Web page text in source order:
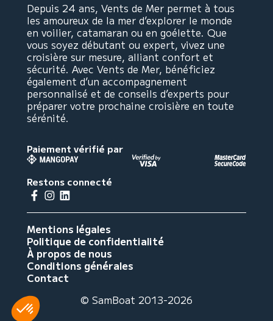
Depuis 24 ans, Vents de Mer permet à tous
les amoureux de la mer d’explorer le monde
en voilier, catamaran ou en goélette. Que
vous soyez débutant ou expert, vivez une
croisière sur mesure, alliant confort et
sécurité. Avec Vents de Mer, bénéficiez
également d’un accompagnement
personnalisé et de conseils d’experts pour
préparer votre prochaine croisière en toute
sérénité.
Paiement vérifié par
Restons connecté
Mentions légales
Politique de confidentialité
À propos de nous
Conditions générales
Contact
© SamBoat 2013-2026